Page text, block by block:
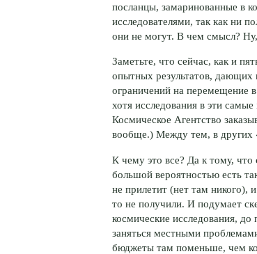
посланцы, замаринованные в
исследователями, так как ни
они не могут. В чем смысл?
Заметьте, что сейчас, как и
опытных результатов, дающих
ограничений на перемещение
хотя исследования в эти
Космическое Агентство
вообще.) Между тем, в других
К чему это все? Да к тому, что
большой вероятностью есть
не прилетит (нет там никого),
то не получили. И подумает
космические исследования,
заняться местными
бюджеты там поменьше, чем